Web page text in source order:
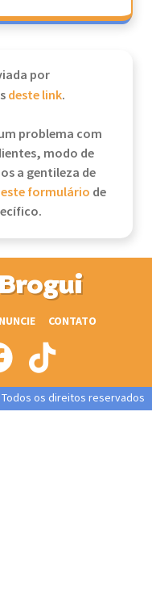
por
deste link.
problema com
modo de
a gentileza de
formulário de
CONTATO
Todos os direitos reservados